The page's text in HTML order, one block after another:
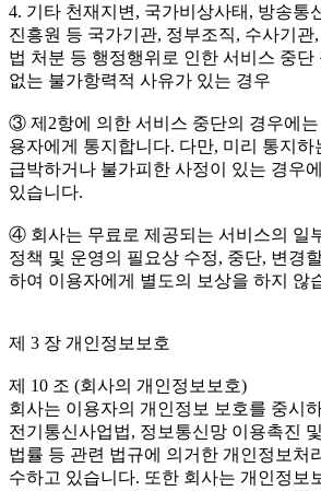
4. 기타 천재지변, 국가비상사태, 방송통
진흥원 등 국가기관, 정부조직, 수사기
법 처분 등 행정행위로 인한 서비스 중단
없는 불가항력적 사유가 있는 경우
③ 제2항에 의한 서비스 중단의 경우에는
용자에게 통지합니다. 다만, 미리 통지
급박하거나 불가피한 사정이 있는 경우
있습니다.
④ 회사는 무료로 제공되는 서비스의 일
정책 및 운영의 필요상 수정, 중단, 변경
하여 이용자에게 별도의 보상을 하지 않
제 3 장 개인정보보호
제 10 조 (회사의 개인정보보호)
회사는 이용자의 개인정보 보호를 중시
전기통신사업법, 정보통신망 이용촉진
법률 등 관련 법규에 의거한 개인정보처
수하고 있습니다. 또한 회사는 개인정보